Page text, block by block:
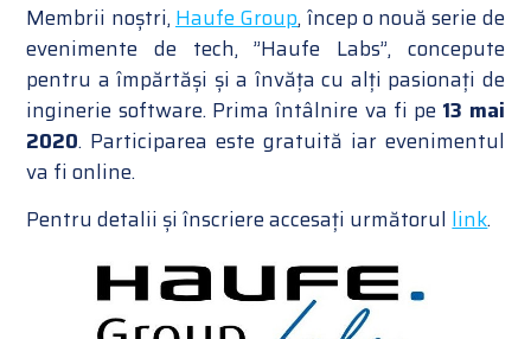
Membrii noștri, Haufe Group, încep o nouă serie de
evenimente de tech, ”Haufe Labs”, concepute
pentru a împărtăși și a învăța cu alți pasionați de
inginerie software. Prima întâlnire va fi pe 13 mai
2020. Participarea este gratuită iar evenimentul
va fi online.
Pentru detalii și înscriere accesați următorul link.